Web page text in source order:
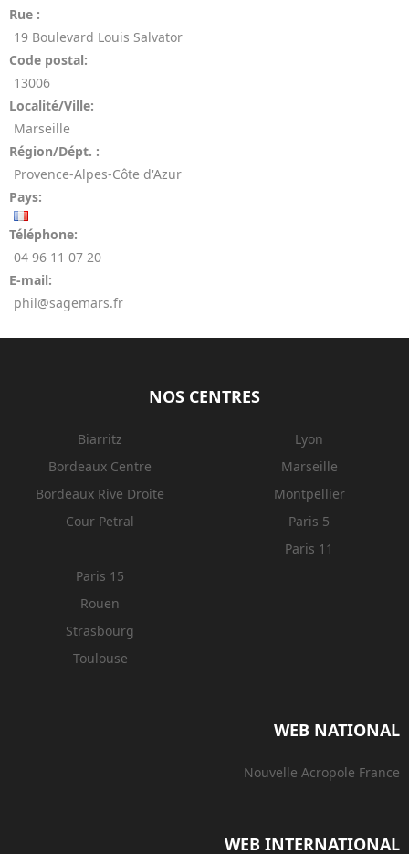
Rue :
19 Boulevard Louis Salvator
Code postal:
13006
Localité/Ville:
Marseille
Région/Dépt. :
Provence-Alpes-Côte d'Azur
Pays:
Téléphone:
04 96 11 07 20
E-mail:
phil@sagemars.fr
NOS CENTRES
Biarritz
Bordeaux Centre
Bordeaux Rive Droite
Cour Petral
Lyon
Marseille
Montpellier
Paris 5
Paris 11
Paris 15
Rouen
Strasbourg
Toulouse
WEB NATIONAL
Nouvelle Acropole France
WEB INTERNATIONAL